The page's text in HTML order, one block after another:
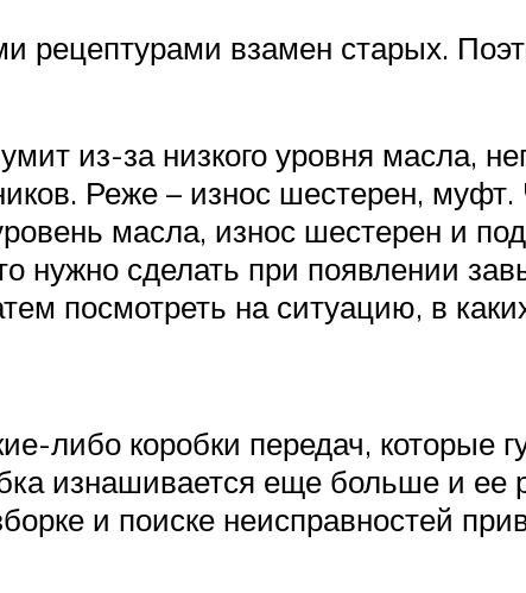
рецептурами взамен старых.
из-за низкого уровня масла,
Реже – износ шестерен,
масла, износ шестерен и
нужно сделать при появлении
посмотреть на ситуацию, в
либо коробки передач, которые
изнашивается еще больше и ее
и поиске неисправностей